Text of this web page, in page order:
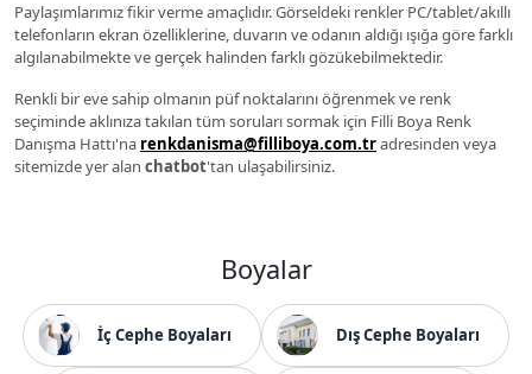
Paylaşımlarımız fikir verme amaçlıdır. Görseldeki renkler PC/tablet/akıllı
telefonların ekran özelliklerine, duvarın ve odanın aldığı ışığa göre farklı
algılanabilmekte ve gerçek halinden farklı gözükebilmektedir.
Renkli bir eve sahip olmanın püf noktalarını öğrenmek ve renk
seçiminde aklınıza takılan tüm soruları sormak için Filli Boya Renk
Danışma Hattı'na renkdanisma@filliboya.com.tradresinden veya
sitemizde yer alan chatbot'tan ulaşabilirsiniz.
Boyalar
İç Cephe Boyaları Dış Cephe Boyaları